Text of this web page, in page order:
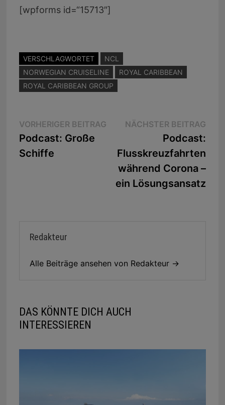
[wpforms id=“15713″]
VERSCHLAGWORTET
NCL
NORWEGIAN CRUISELINE
ROYAL CARIBBEAN
ROYAL CARIBBEAN GROUP
Beitragsnavigation
VORHERIGER BEITRAGVorheriger
Podcast: Große
Schiffe
NÄCHSTER BEITRAG
Podcast:
Flusskreuzfahrten
während Corona –
ein Lösungsansatz
Redakteur
Alle Beiträge ansehen von Redakteur →
DAS KÖNNTE DICH AUCH
INTERESSIEREN